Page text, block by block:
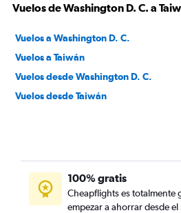
Vuelos de Washington D. C. a
Vuelos a Washington D. C.
Vuelos a Taiwán
Vuelos desde Washington D. C.
Vuelos desde Taiwán
100% gratis
Cheapflights es totalmente
empezar a ahorrar desde